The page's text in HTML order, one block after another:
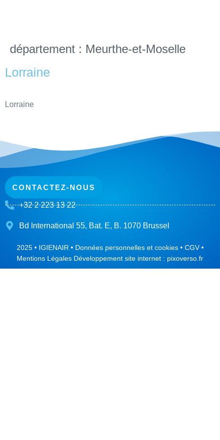
département : Meurthe-et-Moselle
Lorraine
Lorraine
CONTACTEZ-NOUS
+32 2 223 13 22
Bd International 55, Bat. E, B. 1070 Brussel
2025 • IGIENAIR • Données personnelles et cookies• CGV•
Mentions Légales Développement site internet : pixoverso.fr